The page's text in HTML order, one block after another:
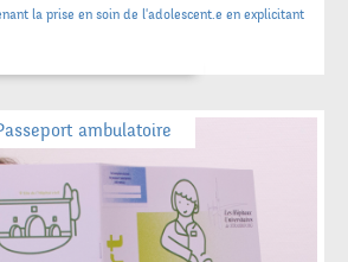
la prise en soin de l'adolescent.e en explicitant
ambulatoire